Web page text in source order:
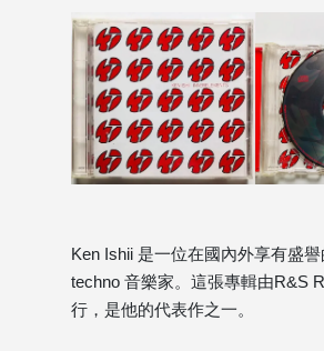
Ken Ishii 是一位在國內外享有盛
techno 音樂家。這張專輯由R&S
行，是他的代表作之一。